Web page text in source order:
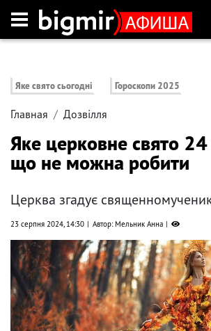
Яке свято сьогодні Гороскопи 2025
Главная Дозвілля
Яке церковне свято 24
що не можна робити
Церква згадує
23 серпня 2024, 14:30 Автор: Мельник Анна